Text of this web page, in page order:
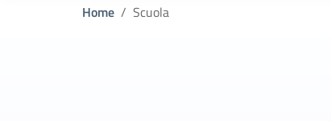
Home Scuola